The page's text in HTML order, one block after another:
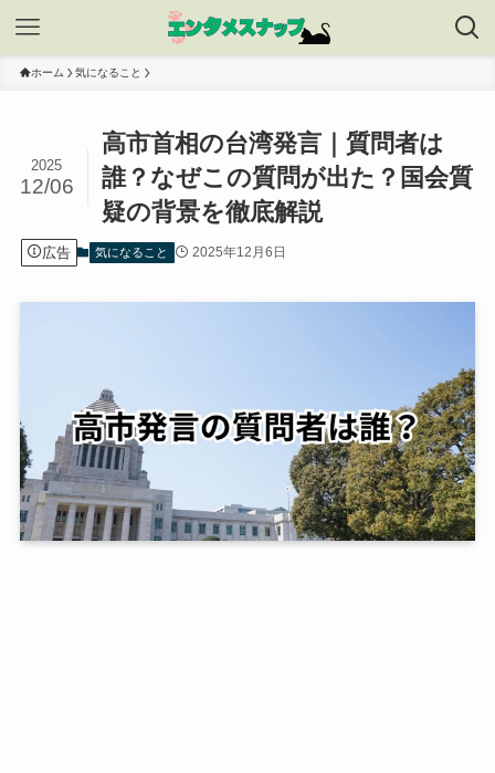
ホーム 気になること
高市首相の台湾発言｜質問者は
誰？なぜこの質問が出た？国会質
疑の背景を徹底解説
2025
12/06
広告 気になること 2025年12月6日